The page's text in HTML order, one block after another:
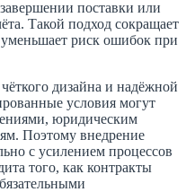
поставки или
Такой подход сокращает
риск ошибок при
дизайна и надёжной
условия могут
юридическим
Поэтому внедрение
с усилением процессов
того, как контракты